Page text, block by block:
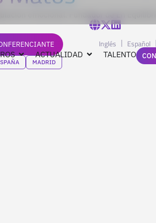
ACTUALIDAD TALENTO
Inglés Español
emocional. Fundador de En
MADRID